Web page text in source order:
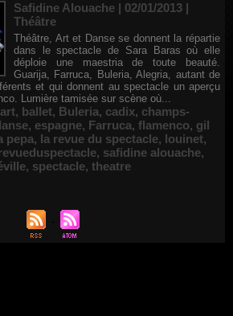
Safidine Alouache | 02/01/2013 |
Théâtre
Théâtre, Art et Danse se donnent la répartie
dans le spectacle de Sara Baras où elle
déploie une maestria de toute beauté.
Guarija, Farruca, Buleria, Alegria, autant de
et qui donnent au spectacle un aperçu
Lumière tamisée sur scène où...
art, ballet, Buleria, cadix, champs-
, espagne, Farruca, flamenco, gil
pepa, la revue du spectacle, louinet,
, safidine alouache,
, spectacle, theatre